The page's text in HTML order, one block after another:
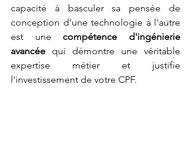
capacité à basculer sa pensée de
conception d'une technologie à l'autre
est une compétence d'ingénierie
avancée qui démontre une véritable
expertise métier et justifie
l'investissement de votre CPF.